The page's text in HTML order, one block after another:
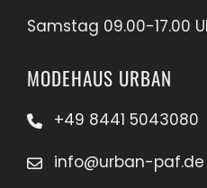
Samstag 09.00-17.00
MODEHAUS URBAN
+49 8441 5043080
info@urban-paf.de